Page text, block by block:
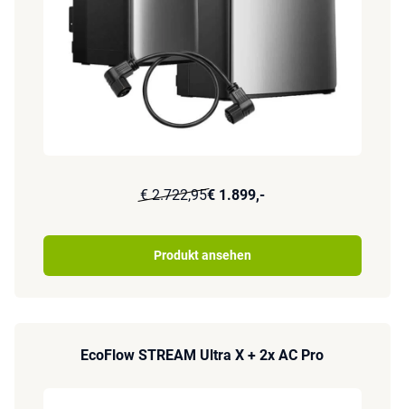
€ 2.722,95€ 1.899,-
Produkt ansehen
EcoFlow STREAM Ultra X + 2x AC Pro